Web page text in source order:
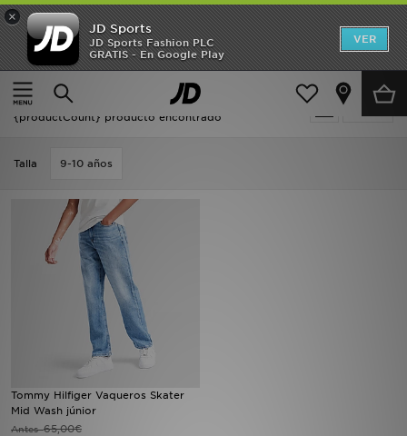
×
JD Sports
JD Sports Fashion PLC
GRATIS - En Google Play
VER
Página principal
Niños
Niños - Tommy Hilfiger Loungewear
{productCount} producto encontrado
Talla 9-10 años
Tommy Hilfiger Vaqueros Skater
Mid Wash júnior
Antes65,00€
Hombre
Mujer
Niños
Ver Marcas
Deportes & Fitness
TARJETA REGALO